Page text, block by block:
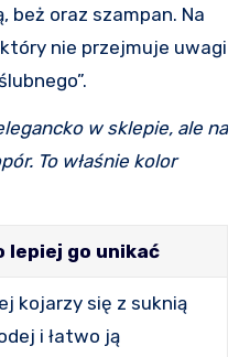
beż oraz szampan. Na
nie przejmuje uwagi
w sklepie, ale na
To właśnie kolor
lepiej go unikać
kojarzy się z suknią
i łatwo ją